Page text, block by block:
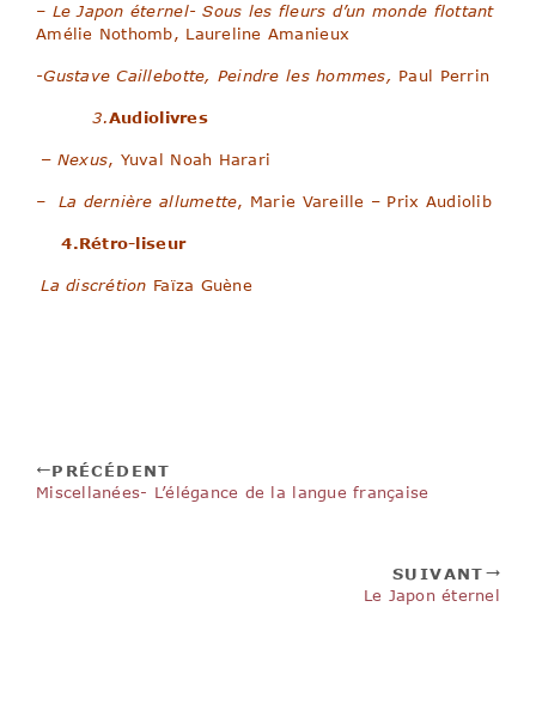
– Le Japon éternel- Sous les fleurs d’un monde flottant
Amélie Nothomb, Laureline Amanieux
-Gustave Caillebotte, Peindre les hommes, Paul Perrin
3.Audiolivres
– Nexus, Yuval Noah Harari
– La dernière allumette, Marie Vareille – Prix Audiolib
4.Rétro-liseur
La discrétion Faïza Guène
PRÉCÉDENT
Miscellanées- L’élégance de la langue française
SUIVANT
Le Japon éternel